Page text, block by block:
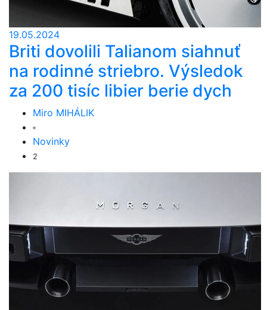
19.05.2024
Briti dovolili Talianom siahnuť
na rodinné striebro. Výsledok
za 200 tisíc libier berie dych
Miro MIHÁLIK
Novinky
2